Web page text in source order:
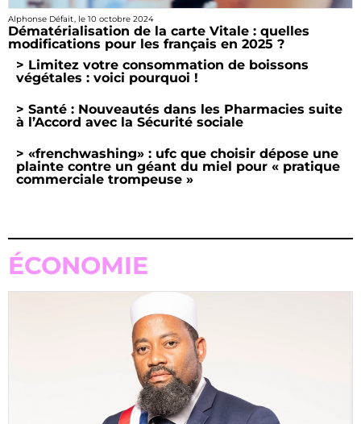
Alphonse Défait , le 10 octobre 2024
Dématérialisation de la carte Vitale : quelles
modifications pour les français en 2025 ?
> Limitez votre consommation de boissons
végétales : voici pourquoi !
> Santé : Nouveautés dans les Pharmacies suite
à l’Accord avec la Sécurité sociale
> «frenchwashing» : ufc que choisir dépose une
plainte contre un géant du miel pour « pratique
commerciale trompeuse »
ÉCONOMIE